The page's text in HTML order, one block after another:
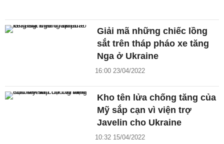
Giải mã những chiếc lồng
sắt trên tháp pháo xe tăng
Nga ở Ukraine
16:00 23/04/2022
Kho tên lửa chống tăng của
Mỹ sắp cạn vì viện trợ
Javelin cho Ukraine
10:32 15/04/2022